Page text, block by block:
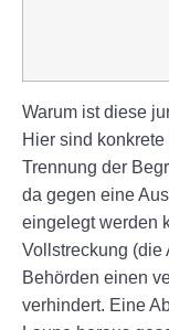
Warum ist diese
Hier sind
Trennung der
da gegen eine
eingelegt werden
Vollstreckung (die
Behörden einen
verhindert. Eine